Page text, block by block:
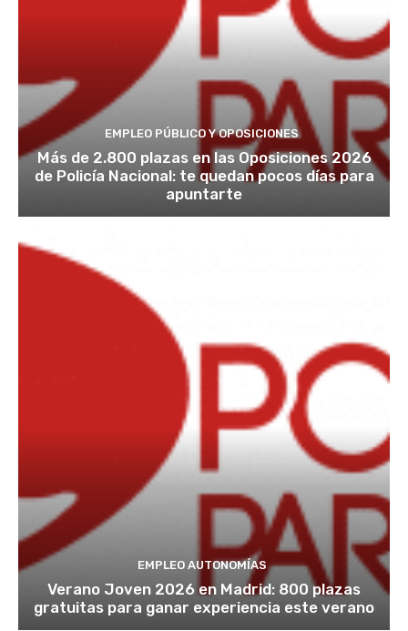
EMPLEO PÚBLICO Y OPOSICIONES
Más de 2.800 plazas en las Oposiciones 2026
de Policía Nacional: te quedan pocos días para
apuntarte
EMPLEO AUTONOMÍAS
Verano Joven 2026 en Madrid: 800 plazas
gratuitas para ganar experiencia este verano